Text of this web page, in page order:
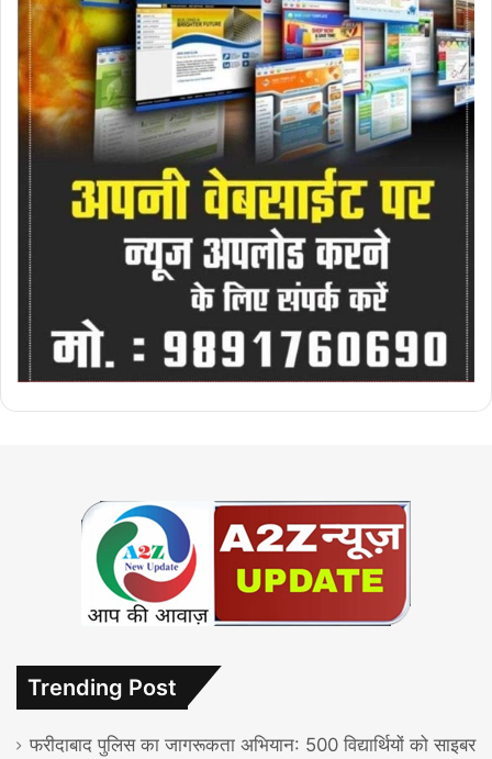
Trending Post
फरीदाबाद पुलिस का जागरूकता अभियान: 500 विद्यार्थियों को साइबर